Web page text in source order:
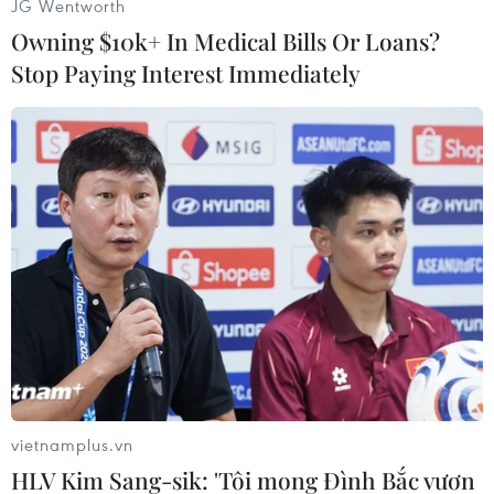
#VIB #Vay ưu đãi
#Khách hàng
#Kế hoạch tài chính
Theo dõi VietnamPlus
JG Wentworth
Owning $10k+ In Medical Bills Or Loans?
Stop Paying Interest Immediately
vietnamplus.vn
HLV Kim Sang-sik: 'Tôi mong Đình Bắc vươn